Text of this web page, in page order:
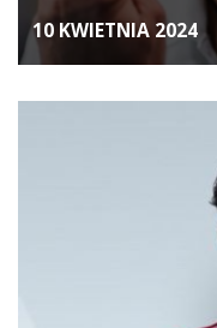
10 KWIETNIA 2024